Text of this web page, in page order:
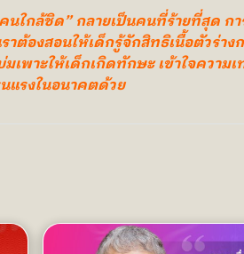
นใกล้ชิด” กลายเป็นคนที่ร้ายที่สุด ก
าต้องสอนให้เด็กรู้จักสิทธิเนื้อตัวร่า
มเพาะให้เด็กเกิดทักษะ เข้าใจคว
แรงในอนาคตด้วย